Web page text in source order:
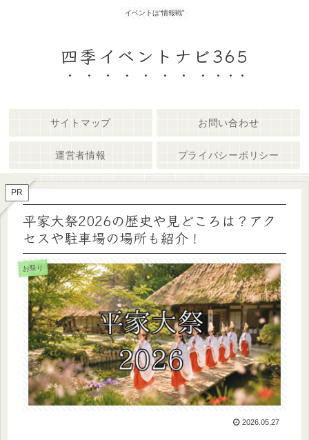
イベントは“情報戦”
四季イベントナビ365
サイトマップ お問い合わせ
運営者情報 プライバシーポリシー
PR
平家大祭2026の歴史や見どころは？アク
セスや駐車場の場所も紹介！
お祭り
2026.05.27